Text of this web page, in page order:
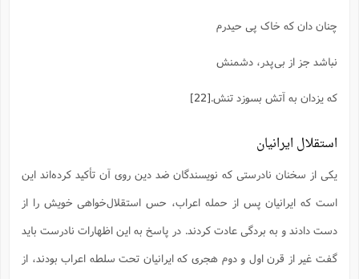
چنان دان که خاک پی حیدرم
نباشد جز از بی‌پدر، دشمنش
که یزدان به آتش بسوزد تنش.[22]
استقلال ایرانیان
یکی از سخنان نادرستی که نویسندگان ضد دین روی آن تأکید کرده‌اند این
است که ایرانیان پس از حمله اعراب، حس استقلال‌خواهی خویش را از
دست دادند و به بردگی عادت کردند. در پاسخ به این اظهارات نادرست باید
گفت غیر از قرن اول و دوم هجری که ایرانیان تحت سلطه اعراب بودند، از